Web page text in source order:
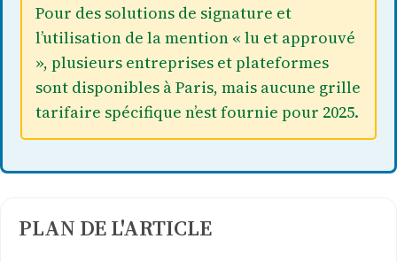
Pour des solutions de signature et
l’utilisation de la mention « lu et approuvé
», plusieurs entreprises et plateformes
sont disponibles à Paris, mais aucune grille
tarifaire spécifique n’est fournie pour 2025.
PLAN DE L'ARTICLE